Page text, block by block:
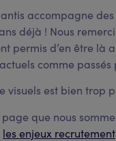
accompagne
déjà ! Nous
permis d’en être là
comme
visuels est bien trop
que nous
les enjeux recrutement